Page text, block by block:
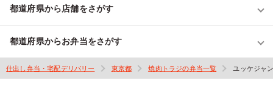
都道府県から店舗をさがす
都道府県からお弁当をさがす
仕出し弁当・宅配デリバリー 東京都 焼肉トラジの弁当一覧 ユッケジャ